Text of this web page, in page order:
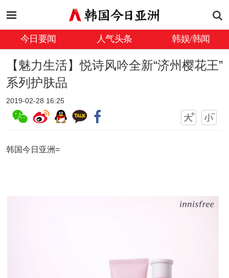
今日要闻 人气头条 韩娱/韩闻
【魅力生活】悦诗风吟全新“济州樱花王”
系列护肤品
2019-02-28 16:25
韩国今日亚洲=